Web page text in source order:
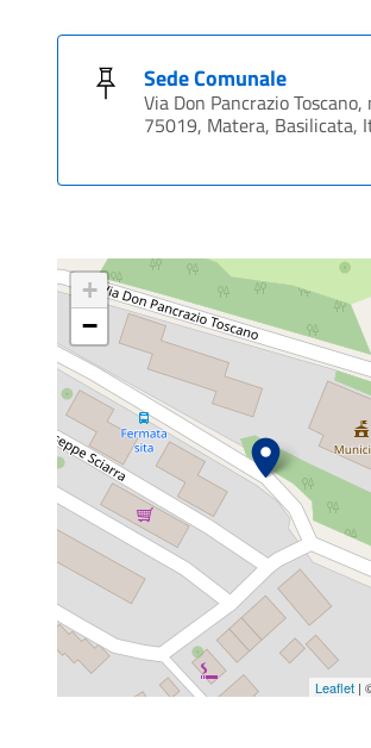
Sede Comunale
Via Don Pancrazio Toscano,
75019, Matera, Basilicata,
+
−
Leaflet |